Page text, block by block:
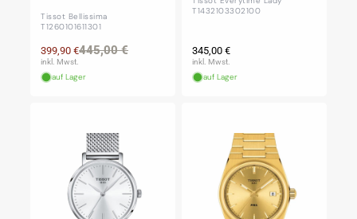
Tissot Bellissima
T1260101611301
Normaler
445,00 €Verkaufspreis
399,90 €
inkl. Mwst.
auf Lager
T1432103302100
Normaler
Preis
345,00 €
inkl. Mwst.
auf Lager